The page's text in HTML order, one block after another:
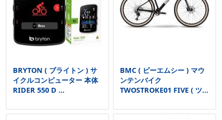
BRYTON ( ブライトン ) サ
イクルコンピューター 本体
RIDER 550 D ...
BMC ( ビーエムシー ) マウ
ンテンバイク
TWOSTROKE01 FIVE ( ツー